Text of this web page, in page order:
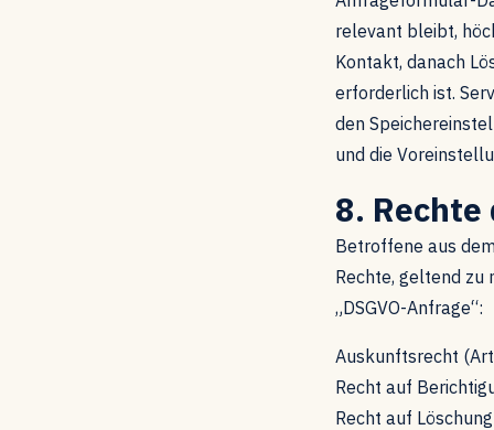
relevant bleibt,
Kontakt, danach
erforderlich ist.
den
und die
8.
Betroffene aus
Rechte, geltend
„DSGVO-Anfrage“:
Auskunftsrecht
Recht auf
Recht auf